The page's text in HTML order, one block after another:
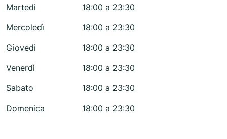
Martedì
18:00 a 23:30
Mercoledì
18:00 a 23:30
Giovedì
18:00 a 23:30
Venerdì
18:00 a 23:30
Sabato
18:00 a 23:30
Domenica
18:00 a 23:30